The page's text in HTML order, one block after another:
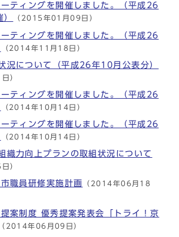
ティングを開催しました。（平成26
（2015年01月09日）
ティングを開催しました。（平成26
（2014年11月18日）
況について（平成26年10月公表分）
）
ティングを開催しました。（平成26
（2014年10月14日）
ティングを開催しました。（平成26
（2014年10月14日）
織力向上プランの取組状況について
）
職員研修実施計画 （2014年06月18
案制度 優秀提案発表会「トライ！京
（2014年06月09日）